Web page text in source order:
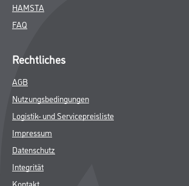
HAMSTA
FAQ
Rechtliches
AGB
Nutzungsbedingungen
Logistik- und Servicepreisliste
Impressum
Datenschutz
Integrität
Kontakt